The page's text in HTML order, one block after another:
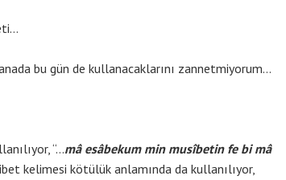
bu gün de kullanacaklarını zannetmiyorum…
“…mâ esâbekum min musîbetin fe bi mâ
kelimesi kötülük anlamında da kullanılıyor,